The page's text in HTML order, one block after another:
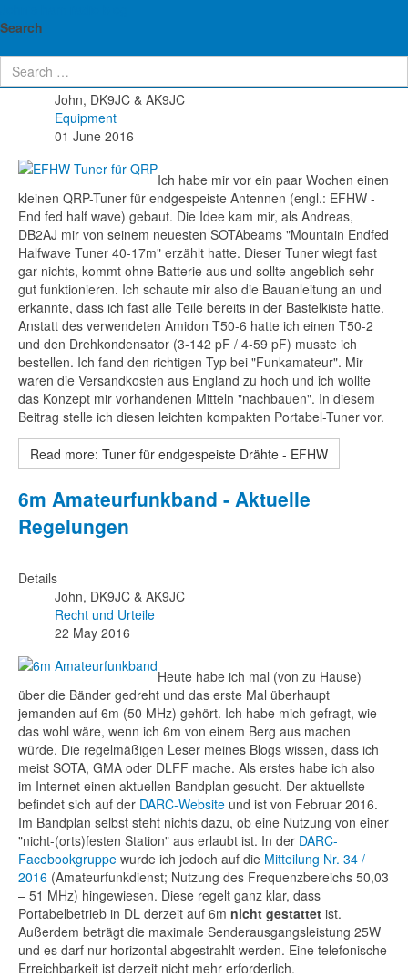
Search
Tuner für endgespeiste Drähte - EFHW
Details
John, DK9JC & AK9JC
Equipment
01 June 2016
Ich habe mir vor ein paar Wochen einen
kleinen QRP-Tuner für endgespeiste Antennen (engl.: EFHW -
End fed half wave) gebaut. Die Idee kam mir, als Andreas,
DB2AJ mir von seinem neuesten SOTAbeams "Mountain Endfed
Halfwave Tuner 40-17m" erzählt hatte. Dieser Tuner wiegt fast
gar nichts, kommt ohne Batterie aus und sollte angeblich sehr
gut funktionieren. Ich schaute mir also die Bauanleitung an und
erkannte, dass ich fast alle Teile bereits in der Bastelkiste hatte.
Anstatt des verwendeten Amidon T50-6 hatte ich einen T50-2
und den Drehkondensator (3-142 pF / 4-59 pF) musste ich
bestellen. Ich fand den richtigen Typ bei "Funkamateur". Mir
waren die Versandkosten aus England zu hoch und ich wollte
das Konzept mir vorhandenen Mitteln "nachbauen". In diesem
Beitrag stelle ich diesen leichten kompakten Portabel-Tuner vor.
Read more: Tuner für endgespeiste Drähte - EFHW
6m Amateurfunkband - Aktuelle
Regelungen
Details
John, DK9JC & AK9JC
Recht und Urteile
22 May 2016
Heute habe ich mal (von zu Hause)
über die Bänder gedreht und das erste Mal überhaupt
jemanden auf 6m (50 MHz) gehört. Ich habe mich gefragt, wie
das wohl wäre, wenn ich 6m von einem Berg aus machen
würde. Die regelmäßigen Leser meines Blogs wissen, dass ich
meist SOTA, GMA oder DLFF mache. Als erstes habe ich also
im Internet einen aktuellen Bandplan gesucht. Der aktuellste
befindet sich auf der DARC-Website und ist von Februar 2016.
Im Bandplan selbst steht nichts dazu, ob eine Nutzung von einer
"nicht-(orts)festen Station" aus erlaubt ist. In der DARC-
Facebookgruppe wurde ich jedoch auf die Mitteilung Nr. 34 /
2016 (Amateurfunkdienst; Nutzung des Frequenzbereichs 50,03
– 51 MHz) hingewiesen. Diese regelt ganz klar, dass
Portabelbetrieb in DL derzeit auf 6m nicht gestattet ist.
Außerdem beträgt die maximale Senderausgangsleistung 25W
und es darf nur horizontal abgestrahlt werden. Eine telefonische
Erreichbarkeit ist derzeit nicht mehr erforderlich.